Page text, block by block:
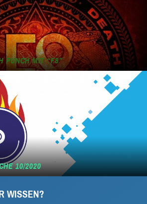
PUNCH MIT “F8”
10/2020
WISSEN?